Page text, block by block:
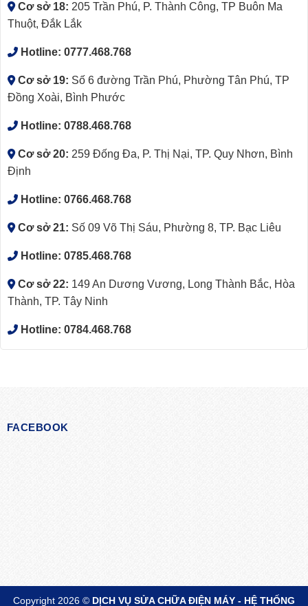
Cơ sở 18: 205 Trần Phú, P. Thành Công, TP Buôn Ma
Thuột, Đắk Lắk
Hotline: 0777.468.768
Cơ sở 19: Số 6 đường Trần Phú, Phường Tân Phú, TP
Đồng Xoài, Bình Phước
Hotline: 0788.468.768
Cơ sở 20: 259 Đống Đa, P. Thị Nại, TP. Quy Nhơn, Bình
Định
Hotline: 0766.468.768
Cơ sở 21: Số 09 Võ Thị Sáu, Phường 8, TP. Bạc Liêu
Hotline: 0785.468.768
Cơ sở 22: 149 An Dương Vương, Long Thành Bắc, Hòa
Thành, TP. Tây Ninh
Hotline: 0784.468.768
FACEBOOK
Copyright 2026 © DỊCH VỤ SỬA CHỮA ĐIỆN MÁY - HỆ THỐNG